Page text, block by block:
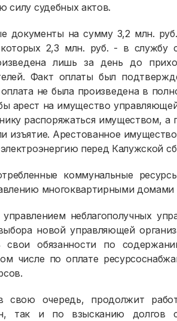
силу судебных актов.
документы на сумму 3,2 млн.
2,3 млн. руб. - в службу
лишь за день до
Факт оплаты был
не была произведена в
арест на имущество
распоряжаться имуществом, а
изъятие. Арестованное
перед Калужской
коммунальные
многоквартирными домами
неблагополучных
новой управляющей
обязанности по
числе по оплате
свою очередь, продолжит
так и по взысканию долгов